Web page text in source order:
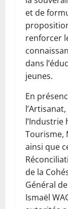
et de
renforcer
dans
jeunes.
En
l’Industrie
Tourisme,
ainsi que
de la
Général
Ismaël